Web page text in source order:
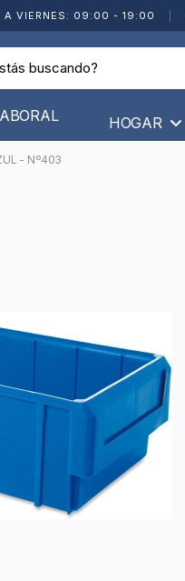
A VIERNES: 09:00 - 19:00
HOGAR
- Nº403